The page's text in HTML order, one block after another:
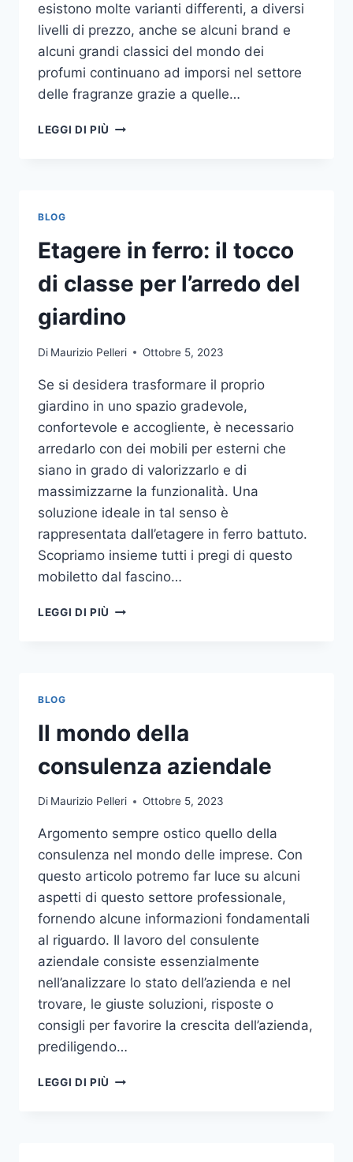
esistono molte varianti differenti, a diversi
livelli di prezzo, anche se alcuni brand e
alcuni grandi classici del mondo dei
profumi continuano ad imporsi nel settore
delle fragranze grazie a quelle…
LEGGI DI PIÙ
BLOG
Etagere in ferro: il tocco
di classe per l’arredo del
giardino
Di Maurizio Pelleri Ottobre 5, 2023
Se si desidera trasformare il proprio
giardino in uno spazio gradevole,
confortevole e accogliente, è necessario
arredarlo con dei mobili per esterni che
siano in grado di valorizzarlo e di
massimizzarne la funzionalità. Una
soluzione ideale in tal senso è
rappresentata dall’etagere in ferro battuto.
Scopriamo insieme tutti i pregi di questo
mobiletto dal fascino…
LEGGI DI PIÙ ETAGERE
PER
L’ARREDO
GIARDINO
BLOG
Il mondo della
consulenza aziendale
Di Maurizio Pelleri Ottobre 5, 2023
Argomento sempre ostico quello della
consulenza nel mondo delle imprese. Con
questo articolo potremo far luce su alcuni
aspetti di questo settore professionale,
fornendo alcune informazioni fondamentali
al riguardo. Il lavoro del consulente
aziendale consiste essenzialmente
nell’analizzare lo stato dell’azienda e nel
trovare, le giuste soluzioni, risposte o
consigli per favorire la crescita dell’azienda,
prediligendo…
LEGGI DI PIÙ IL